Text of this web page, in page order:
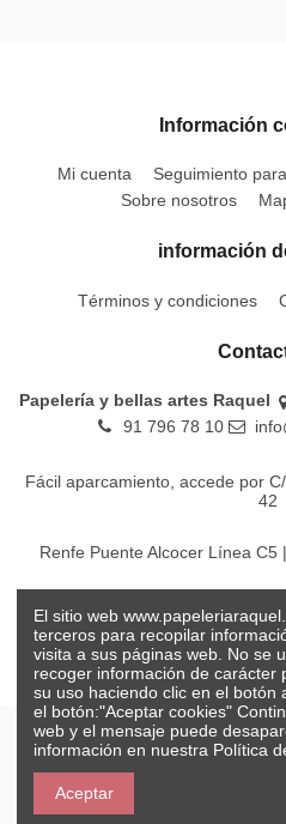
Información
Mi cuenta
Seguimiento
Sobre nosotros
información
Términos y condiciones
Papelería y bellas artes Raquel
91 796 78 10
Fácil aparcamiento, accede por
42
Renfe Puente Alcocer Línea
El sitio web
terceros para recopilar
visita a sus páginas web. No se
recoger información de carácter
su uso haciendo clic en el botón
el botón:"Aceptar cookies"
web y el mensaje puede
información en nuestra Política
Aceptar